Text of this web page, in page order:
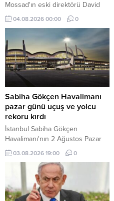
Mossad'ın eski direktörü David
Barnea, ABD'li savunma şirketi
Ondas'ın Yönetim Kurulu Başkanı
04.08.2026 00:00 0
Sabiha Gökçen Havalimanı
pazar günü uçuş ve yolcu
rekoru kırdı
İstanbul Sabiha Gökçen
Havalimanı'nın 2 Ağustos Pazar
günü 919 uçuş ve 174 bin 325
yolcuya hizmet vererek uçuş ve
yolcu rekoru kırdığı bildirildi.
03.08.2026 19:00 0